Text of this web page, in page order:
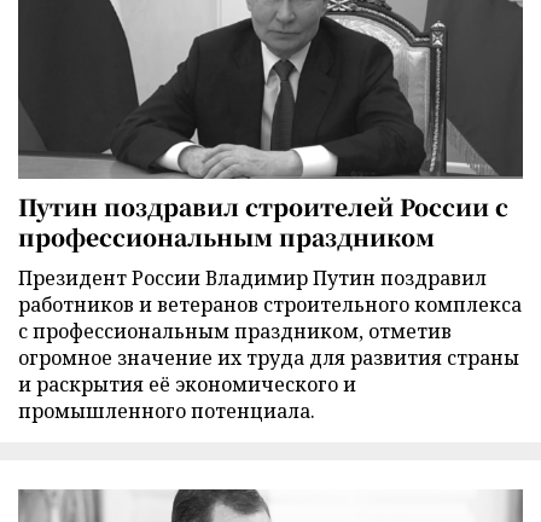
Путин поздравил строителей России с
профессиональным праздником
Президент России Владимир Путин поздравил
работников и ветеранов строительного комплекса
с профессиональным праздником, отметив
огромное значение их труда для развития страны
и раскрытия её экономического и
промышленного потенциала.